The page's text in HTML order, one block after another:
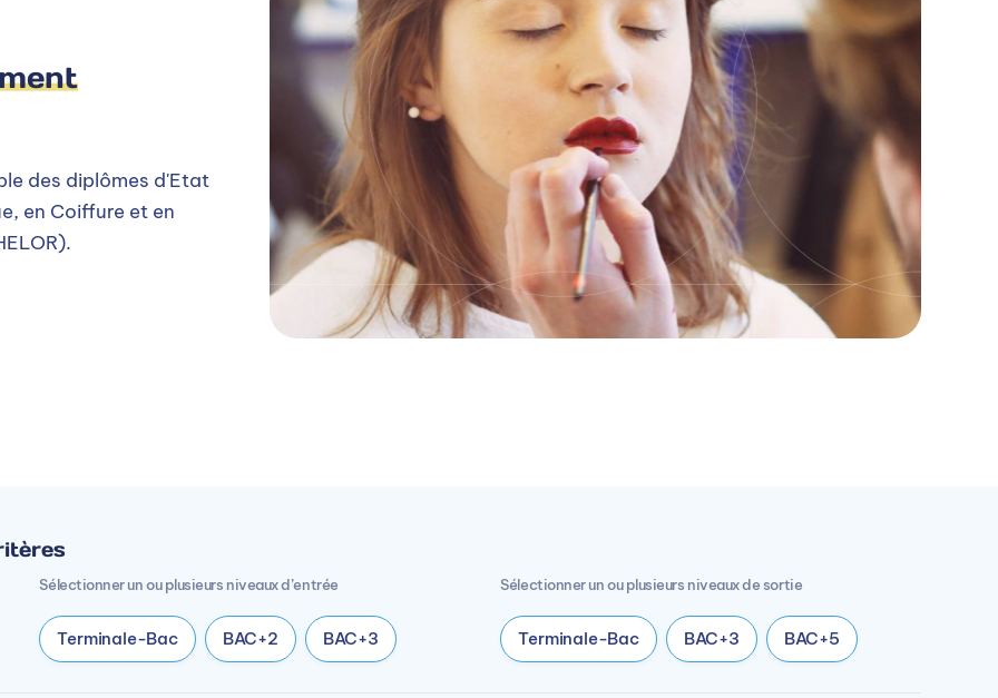
des diplômes d'Etat
en Coiffure et en
Sélectionner un ou plusieurs niveaux d’entrée
Terminale-Bac BAC+2 BAC+3
Sélectionner un ou plusieurs niveaux de sortie
Terminale-Bac BAC+3 BAC+5